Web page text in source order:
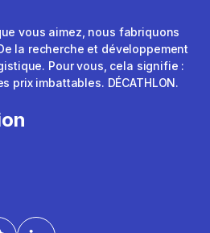
vous aimez, nous fabriquons
la recherche et développement
Pour vous, cela signifie :
prix imbattables. DÉCATHLON.